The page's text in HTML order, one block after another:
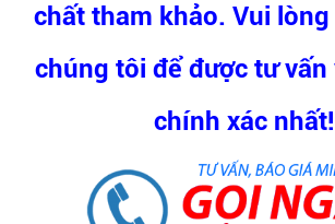
chất tham khảo. Vui
chúng tôi để được tư vấn
chính xác nhất!